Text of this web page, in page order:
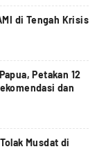
di Tengah Krisis
Petakan 12
dan
Musdat di